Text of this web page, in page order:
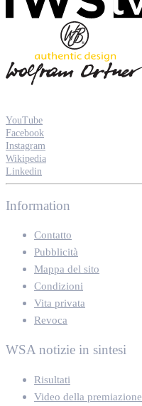
YouTube
Facebook
Instagram
Wikipedia
Linkedin
Information
Contatto
Pubblicità
Mappa del sito
Condizioni
Vita privata
Revoca
WSA notizie in sintesi
Risultati
Video della premiazione